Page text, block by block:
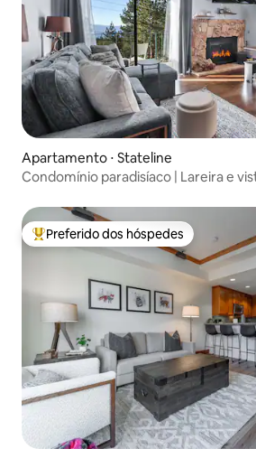
Apartamento ⋅ Stateline
Condomínio paradisíaco | Lareira e
Entre os melhores preferidos dos
Preferido dos hóspedes